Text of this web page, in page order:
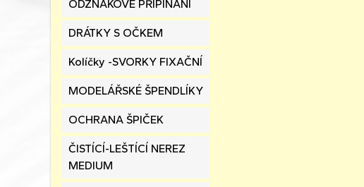
ODZNAKOVÉ PŘIPÍNÁNÍ
DRÁTKY S OČKEM
Kolíčky -SVORKY FIXAČNÍ
MODELÁŘSKÉ ŠPENDLÍKY
OCHRANA ŠPIČEK
ČISTÍCÍ-LEŠTÍCÍ NEREZ
MEDIUM